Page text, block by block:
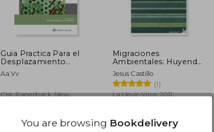
Guia Practica Para el
Desplazamiento
Temporal de
Trabajadores en la
Spanish)
Aa.Vv
Ciss, Paperback, New
Migraciones
Ambientales: Huyendo
de la Crisis Ecologica
en el sig lo xxi (in
Spanish)
Jesus Castillo
(1)
La Llevir-Virus, 2011,
You are browsing Bookdelivery